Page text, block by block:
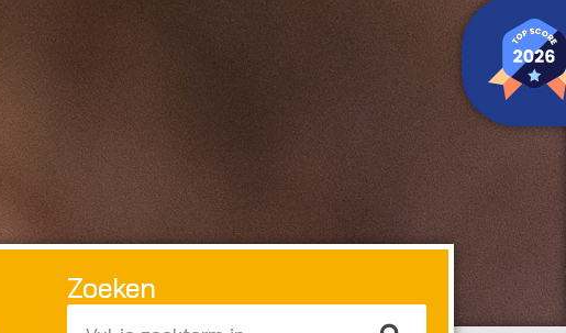
Zoeken